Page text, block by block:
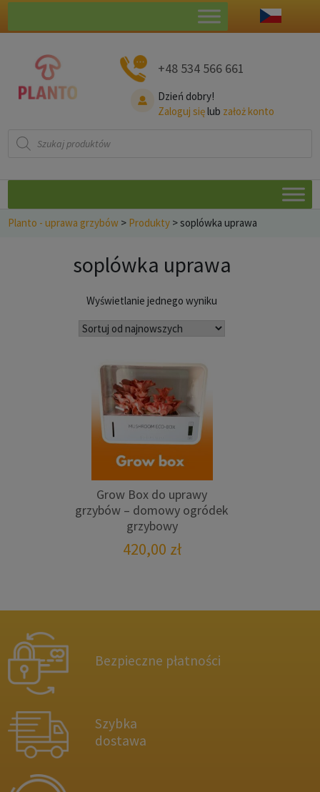
+48 534 566 661
Dzień dobry!
Zaloguj sięlub założ konto
Wyszukiwarka
produktów
Planto - uprawa grzybów > Produkty >soplówka uprawa
soplówka uprawa
Wyświetlanie jednego wyniku
Grow Box do uprawy
grzybów – domowy ogródek
grzybowy
420,00 zł
Bezpieczne płatności
Szybka
dostawa